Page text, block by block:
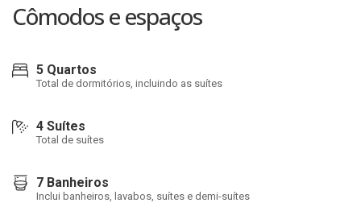
Cômodos e espaços
5 Quartos
Total de dormitórios, incluindo as suítes
4 Suítes
Total de suítes
7 Banheiros
Inclui banheiros, lavabos, suítes e demi-suítes